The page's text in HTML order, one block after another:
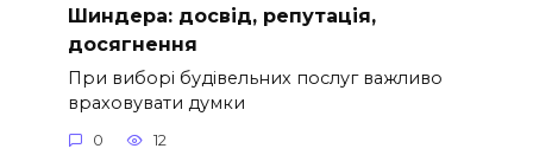
Шиндера: досвід, репутація,
досягнення
При виборі будівельних послуг важливо
враховувати думки
0 12